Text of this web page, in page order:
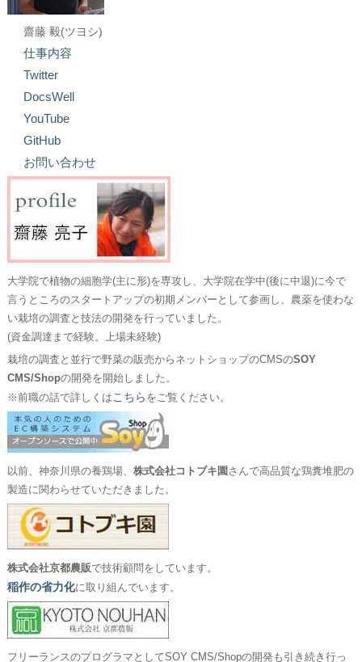
齋藤 毅(ツヨシ)
仕事内容
Twitter
DocsWell
YouTube
GitHub
お問い合わせ
大学院で植物の細胞学(主に形)を専攻し、大学院在学中(後に中退)に今で
言うところのスタートアップの初期メンバーとして参画し、農薬を使わな
い栽培の調査と技法の開発を行っていました。
(資金調達まで経験。上場未経験)
栽培の調査と並行で野菜の販売からネットショップのCMSのSOY
CMS/Shopの開発を開始しました。
※前職の話で詳しくは こちら をご覧ください。
以前、神奈川県の養鶏場、 株式会社コトブキ園 さんで高品質な鶏糞堆肥の
製造に関わらせていただきました。
株式会社京都農販で技術顧問をしています。
稲作の省力化に取り組んでいます。
フリーランスのプログラマとしてSOY CMS/Shopの開発も引き続き行っ